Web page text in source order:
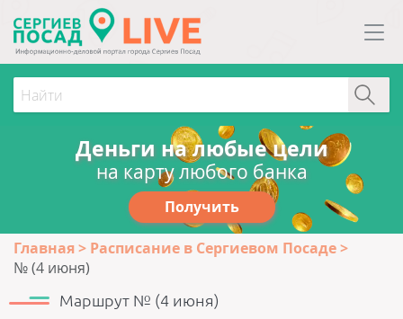
Деньги на любые цели
на карту любого банка
Получить
Главная
Расписание в Сергиевом Посаде
№ (4 июня)
Маршрут № (4 июня)